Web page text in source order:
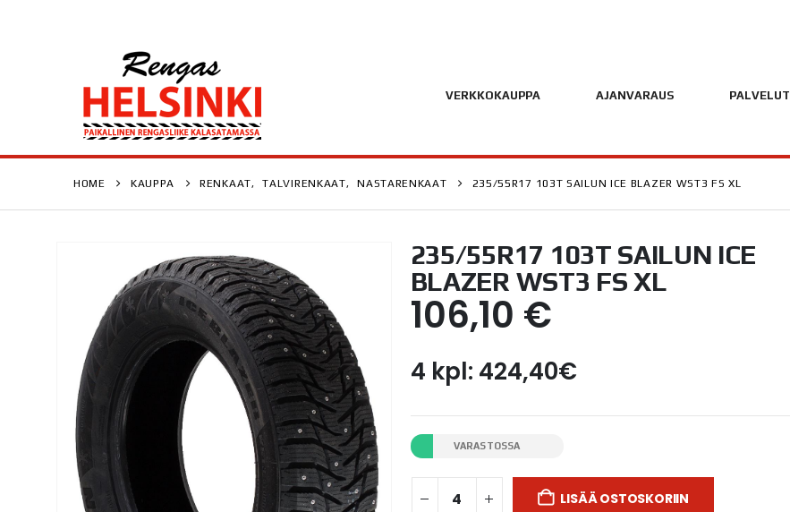
VERKKOKAUPPA AJANVARAUS PALVELUT
HOME KAUPPA RENKAAT, TALVIRENKAAT, NASTARENKAAT 235/55R17 103T SAILUN ICE BLAZER WST3 FS XL
235/55R17 103T SAILUN ICE
BLAZER WST3 FS XL
106,10 €
4 kpl: 424,40€
VARASTOSSA
LISÄÄ OSTOSKORIIN